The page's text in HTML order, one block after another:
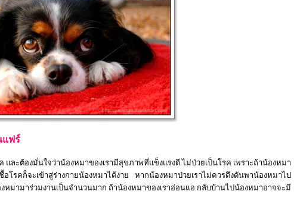
แฟร์
ละต้องมั่นใจว่าน้องหมาของเรามีสุขภาพที่แข็งแรงดี ไม่ป่วยเป็นโรค เพราะถ้าน้องหมา
รคก็จะเข้าสู่ร่างกายน้องหมาได้ง่าย หากน้องหมาป่วยเราไม่ควรดึงดันพาน้องหมาไป
หมามาร่วมงานเป็นจำนวนมาก ถ้าน้องหมาของเราอ่อนแอ กลับบ้านไปน้องหมาอาจจะมี